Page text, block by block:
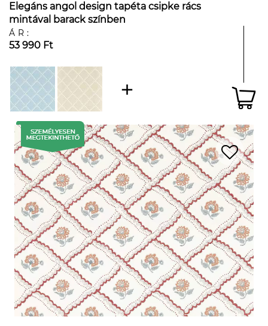
Elegáns angol design tapéta csipke rács
mintával barack színben
ÁR:
53 990 Ft